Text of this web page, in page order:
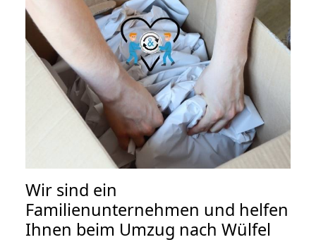
Wir sind ein
Familienunternehmen und helfen
Ihnen beim Umzug nach Wülfel